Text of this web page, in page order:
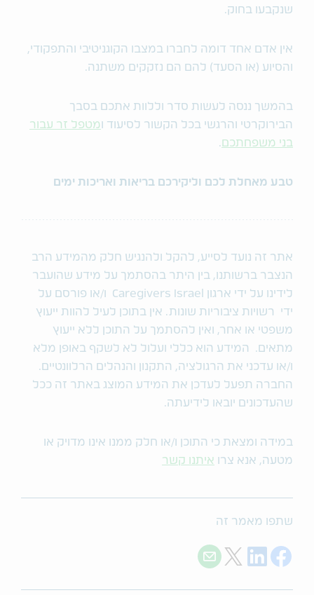
שנקבעו בחוק.
אין אדם אחד דומה לחברו במצבו הקוגניטיבי והתפקודי,
והסיוע (או הסעד) להם הם נזקקים משתנה.
בהמשך ננסה לעשות סדר וללוות אתכם בסבך
הבירוקרטי והרגשי בכל הקשור לסיעוד ומטפל זר עבור
בני משפחתכם.
טבע מאחלת לכם וליקירכם בריאות ואריכות ימים
אתר זה נועד לסייע, להקל ולהנגיש חלק מהמידע הרב
הנצבר ברשותנו, בין היתר בהסתמך על מידע שהועבר
לידינו על ידי ארגון Caregivers Israel ו/או פורסם על
ידי רשויות ציבוריות שונות. אין בתוכן לעיל להוות ייעוץ
משפטי או אחר, ואין להסתמך על התוכן ללא ייעוץ
מתאים. המידע הוא כללי ועלול לא לשקף באופן מלא
ו/או עדכני את הרגולציה, התקנון והנהלים הרלוונטיים.
החברה תפעל לעדכן את המידע המוצג באתר זה ככל
שהעדכונים יובאו לידיעתה.
במידה ומצאת כי התוכן ו/או חלק ממנו אינו מדויק או
מטעה, אנא צרו איתנו קשר
שתפו מאמר זה
Share on Facebook
Share on LinkedIn
Share on Twitter
Share with E-mail